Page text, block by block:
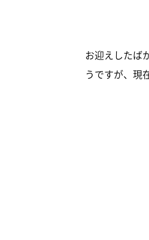
お迎えしたば
うですが、現